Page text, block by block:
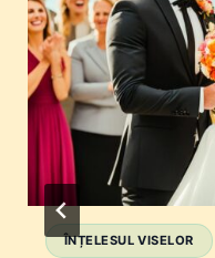
ÎNȚELESUL VISELOR